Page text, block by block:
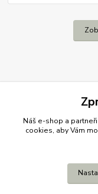
Náš e-shop a
cookies, aby Vám